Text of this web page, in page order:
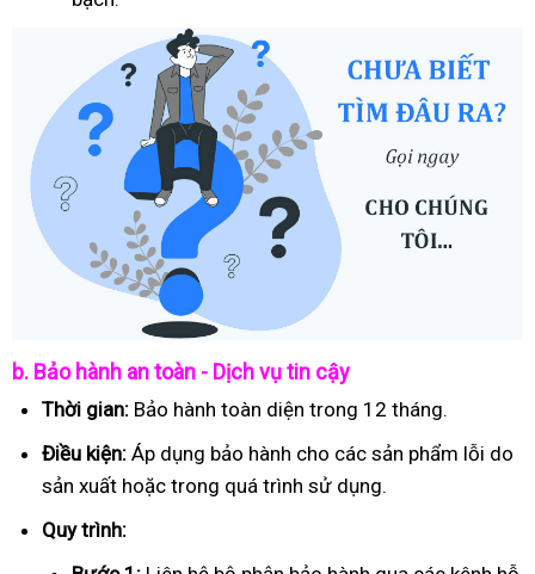
b. Bảo hành an toàn - Dịch vụ tin cậy
Thời gian: Bảo hành toàn diện trong 12 tháng.
Điều kiện: Áp dụng bảo hành cho các sản phẩm lỗi do
sản xuất hoặc trong quá trình sử dụng.
Quy trình: